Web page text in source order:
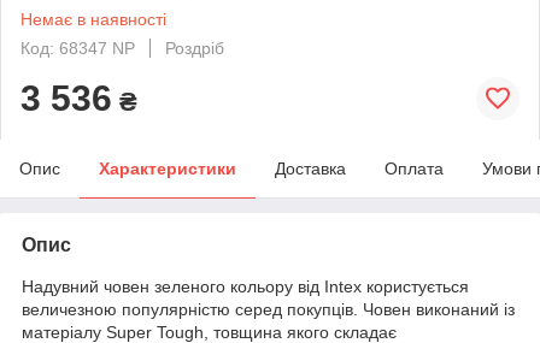
Немає в наявності
Код: 68347 NP
Роздріб
3 536 ₴
Опис Характеристики Доставка Оплата Умови
Опис
Надувний човен зеленого кольору від Intex користується
величезною популярністю серед покупців. Човен виконаний із
матеріалу Super Tough, товщина якого складає